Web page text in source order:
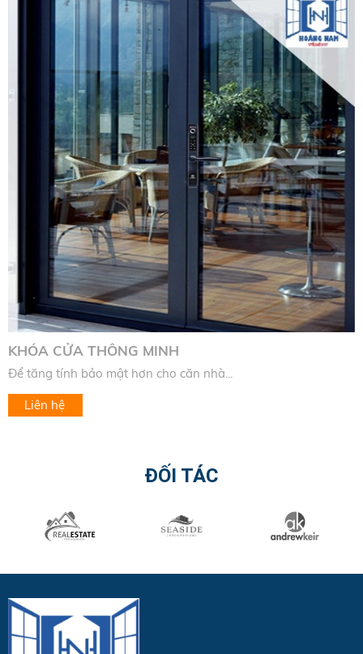
KHÓA CỬA THÔNG MINH
Để tăng tính bảo mật hơn cho căn nhà...
Liên hệ
ĐỐI TÁC